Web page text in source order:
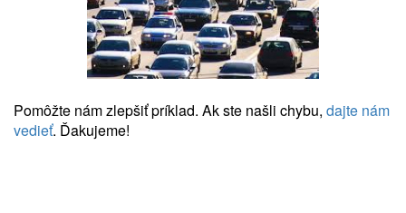
Pomôžte nám zlepšiť príklad. Ak ste našli chybu, dajte nám
vedieť. Ďakujeme!